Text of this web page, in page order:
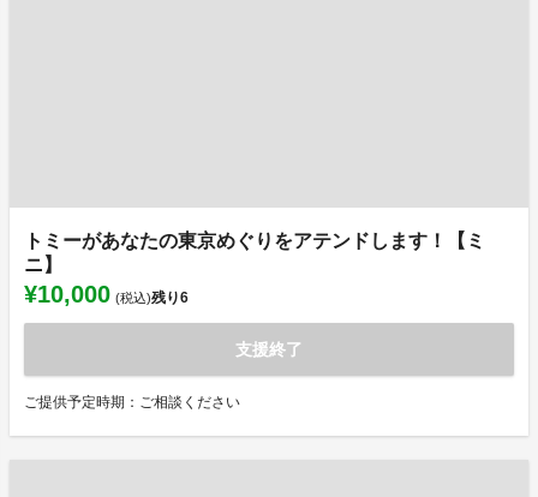
トミーがあなたの東京めぐりをアテンドします！【ミ
ニ】
¥10,000 (税込)残り6
支援終了
ご提供予定時期：ご相談ください